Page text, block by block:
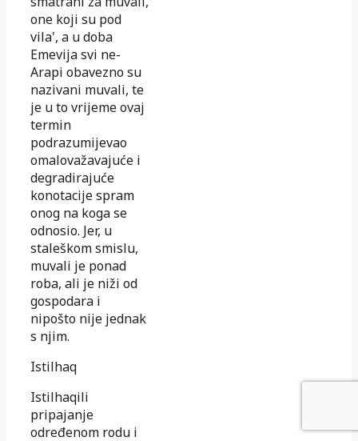
one koji su pod
vila', a u doba
Emevija svi ne-
Arapi obavezno su
nazivani muvali, te
je u to vrijeme ovaj
termin
podrazumijevao
omalovažavajuće i
degradirajuće
konotacije spram
onog na koga se
odnosio. Jer, u
staleškom smislu,
muvali je ponad
roba, ali je niži od
gospodara i
nipošto nije jednak
s njim.
Istilhaq
Istilhaqili
pripajanje
određenom rodu i